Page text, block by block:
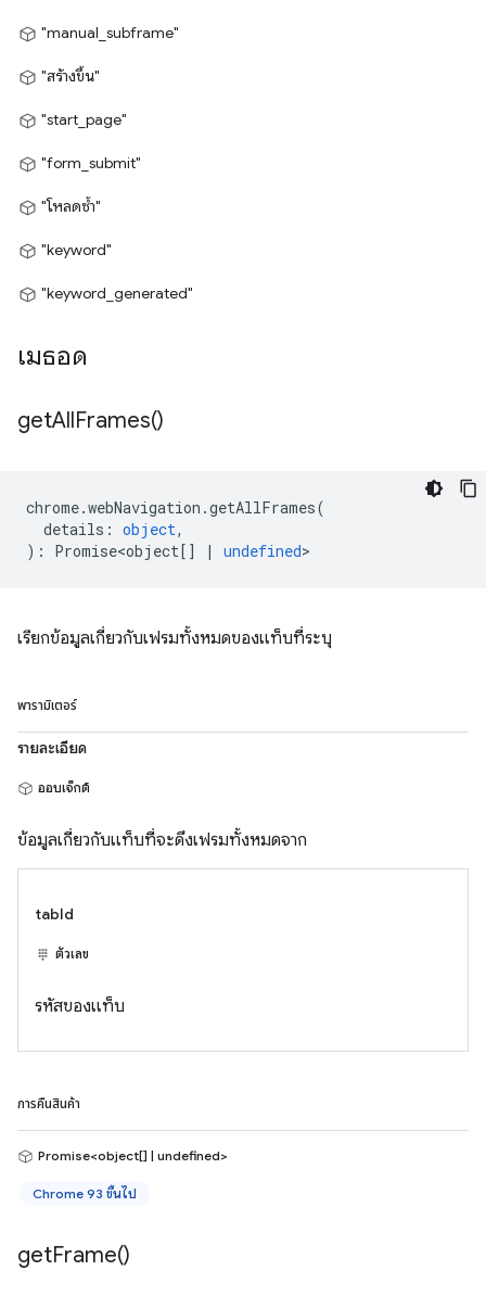
"manual_subframe"
"สร้างขึ้น"
"start_page"
"form_submit"
"โหลดซ้ำ"
"keyword"
"keyword_generated"
เมธอด
getAllFrames()
chrome.webNavigation .getAllFrames(
details : object,
) : Promise<object[] | undefined>
เรียกข้อมูลเกี่ยวกับเฟรมทั้งหมดของแท็บที่ระบุ
พารามิเตอร์
รายละเอียด
ออบเจ็กต์
ข้อมูลเกี่ยวกับแท็บที่จะดึงเฟรมทั้งหมดจาก
tabId
ตัวเลข
รหัสของแท็บ
การคืนสินค้า
Promise<object[] | undefined>
Chrome 93 ขึ้นไป
getFrame()